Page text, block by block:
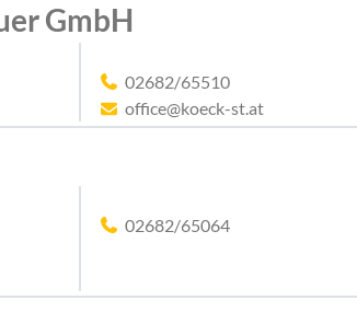
GmbH
02682/65510
office@koeck-st.at
02682/65064